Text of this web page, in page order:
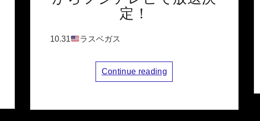
定！
10.31 ラスベガス
Continue reading